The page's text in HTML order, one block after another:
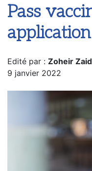
Pass
Edité par : Zoheir Zaid
9 janvier 2022